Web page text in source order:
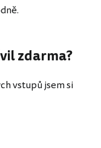
zdarma?
vstupů jsem si